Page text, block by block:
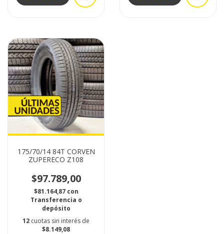
175/70/14 84T CORVEN
ZUPERECO Z108
$97.789,00
$81.164,87 con
Transferencia o
depósito
12 cuotas sin interés de
$8.149,08